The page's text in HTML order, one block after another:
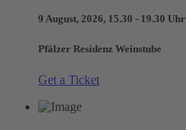
9 August, 2026, 15.30 - 19.30 Uhr
Pfälzer Residenz Weinstube
Get a Ticket